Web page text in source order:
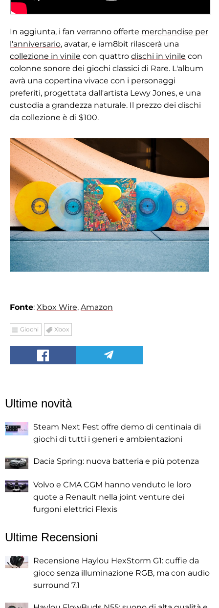
In aggiunta, i fan verranno offerte merchandise per
l'anniversario, avatar, e iam8bit rilascerà una
collezione in vinile con quattro dischi in vinile con
colonne sonore dei giochi classici di Rare. L'album
avrà una copertina vivace con i personaggi
preferiti, progettata dall'artista Lewy Jones, e una
custodia a grandezza naturale. Il prezzo dei dischi
da collezione è di $100.
Fonte: Xbox Wire, Amazon
Giochi Xbox
Ultime novità
Steam Next Fest offre demo di centinaia di
giochi di tutti i generi e ambientazioni
Dacia Spring: nuova batteria e più potenza
Volvo e CMA CGM hanno venduto le loro
quote a Renault nella joint venture dei
furgoni elettrici Flexis
Ultime Recensioni
Recensione Haylou HexStorm G1: cuffie da
gioco senza illuminazione RGB, ma con audio
surround 7.1